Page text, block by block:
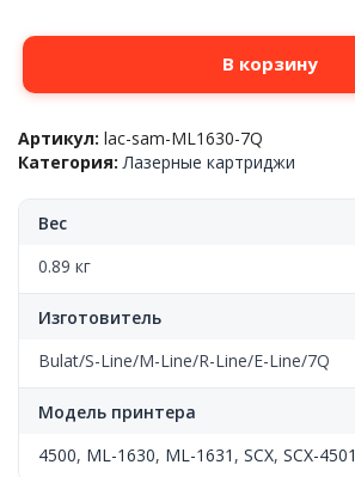
Количество
Картридж
Samsung™
ML-
4500(ML-
D1630A),
Black,
В корзину
Артикул: lac-sam-ML1630-7Q
Категория:Лазерные картриджи
Вес
0.89 кг
Изготовитель
Bulat/S-Line/M-Line/R-Line/E-Line/7Q
Модель принтера
4500, ML-1630, ML-1631 , SCX, SCX-4501